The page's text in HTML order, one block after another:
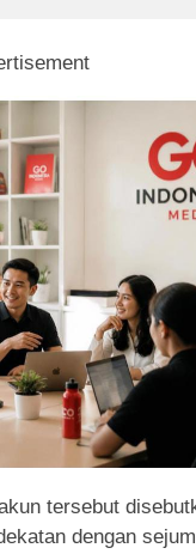
tersebut
dengan